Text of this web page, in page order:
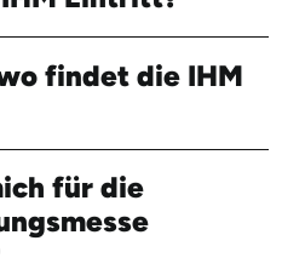
findet die IHM
für die